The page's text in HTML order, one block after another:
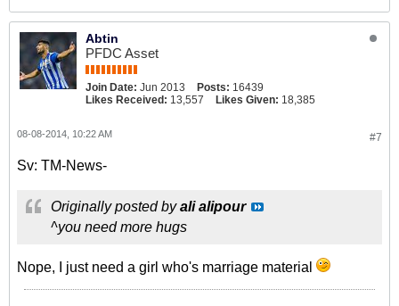
Abtin
PFDC Asset
Join Date: Jun 2013 Posts: 16439
Likes Received: 13,557 Likes Given: 18,385
#7
08-08-2014, 10:22 AM
Sv: TM-News-
Originally posted byali alipour
^you need more hugs
Nope, I just need a girl who's marriage material